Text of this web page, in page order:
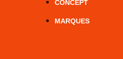
CONCEPT
MARQUES